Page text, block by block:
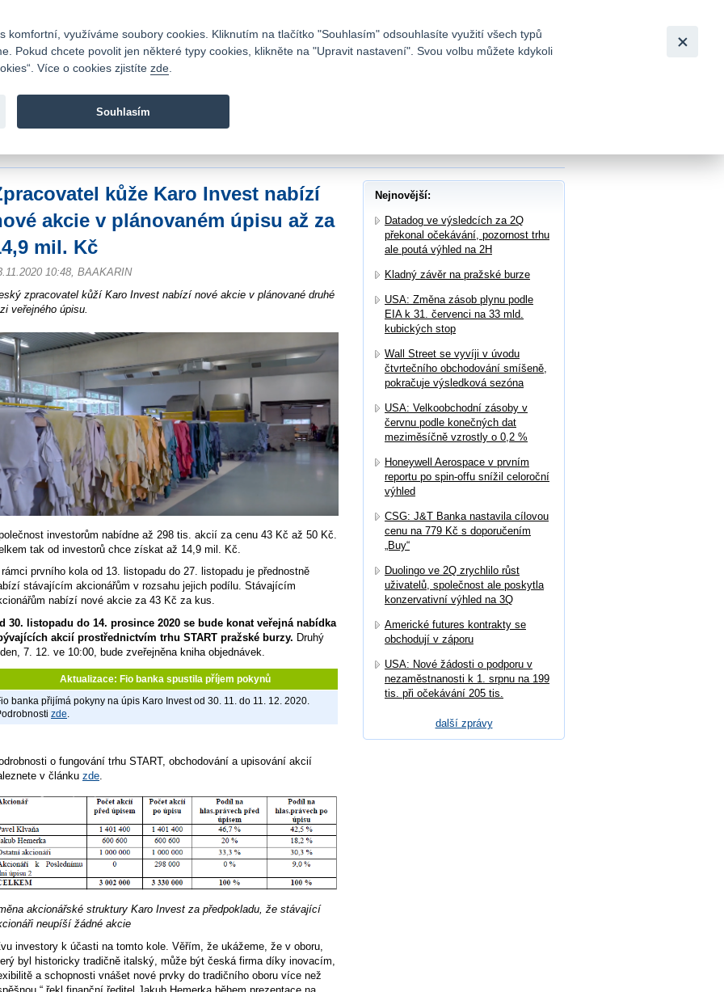
Fio banka je moderní česká banka. Poskytuje účty bez poplatků a
kůže Karo Invest nabízí
akcie v plánovaném úpisu až za
mil. Kč
10:48, BAAKARIN
zpracovatel kůží Karo Invest nabízí nové akcie v plánované druhé
veřejného úpisu.
investorům nabídne až 298 tis. akcií za cenu 43 Kč až 50 Kč.
tak od investorů chce získat až 14,9 mil. Kč.
prvního kola od 13. listopadu do 27. listopadu je přednostně
stávajícím akcionářům v rozsahu jejich podílu. Stávajícím
nabízí nové akcie za 43 Kč za kus.
30. listopadu do 14. prosince 2020 se bude konat veřejná nabídka
akcií prostřednictvím trhu START pražské burzy. Druhý
7. 12. ve 10:00, bude zveřejněna kniha objednávek.
Aktualizace: Fio banka spustila příjem pokynů
banka přijímá pokyny na úpis Karo Invest od 30. 11. do 11. 12. 2020.
zde.
o fungování trhu START, obchodování a upisování akcií
v článku zde
akcionářské struktury Karo Invest za předpokladu, že stávající
neupíší žádné akcie
investory k účasti na tomto kole. Věřím, že ukážeme, že v oboru,
byl historicky tradičně italský, může být česká firma díky inovacím,
a schopnosti vnášet nové prvky do tradičního oboru více než
Nejnovější:
Datadog ve výsledcích za 2Q
překonal očekávání, pozornost trhu
ale poutá výhled na 2H
Kladný závěr na pražské burze
USA: Změna zásob plynu podle
EIA k 31. červenci na 33 mld.
kubických stop
Wall Street se vyvíji v úvodu
čtvrtečního obchodování smíšeně,
pokračuje výsledková sezóna
USA: Velkoobchodní zásoby v
červnu podle konečných dat
meziměsíčně vzrostly o 0,2 %
Honeywell Aerospace v prvním
reportu po spin-offu snížil celoroční
výhled
CSG: J&T Banka nastavila cílovou
cenu na 779 Kč s doporučením
„Buy“
Duolingo ve 2Q zrychlilo růst
uživatelů, společnost ale poskytla
konzervativní výhled na 3Q
Americké futures kontrakty se
obchodují v záporu
USA: Nové žádosti o podporu v
nezaměstnanosti k 1. srpnu na 199
tis. při očekávání 205 tis.
další zprávy
komfortní, využíváme soubory cookies. Kliknutím na tlačítko "Souhlasím" odsouhlasíte využití všech typů
Pokud chcete povolit jen některé typy cookies, klikněte na "Upravit nastavení". Svou volbu můžete kdykoli
Více o cookies zjistíte zde
Souhlasím